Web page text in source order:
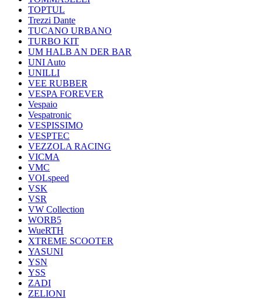
TOPTUL
Trezzi Dante
TUCANO URBANO
TURBO KIT
UM HALB AN DER BAR
UNI Auto
UNILLI
VEE RUBBER
VESPA FOREVER
Vespaio
Vespatronic
VESPISSIMO
VESPTEC
VEZZOLA RACING
VICMA
VMC
VOLspeed
VSK
VSR
VW Collection
WORB5
WueRTH
XTREME SCOOTER
YASUNI
YSN
YSS
ZADI
ZELIONI